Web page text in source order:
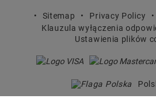
Sitemap Privacy Policy
Klauzula wyłączenia
Ustawienia plików